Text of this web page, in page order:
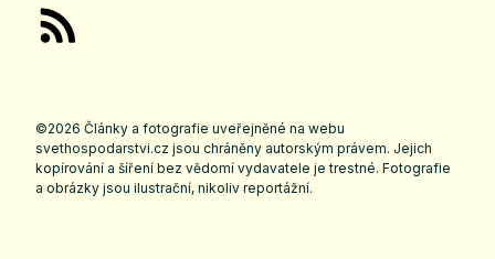
©2026 Články a fotografie uveřejněné na webu
svethospodarstvi.cz jsou chráněny autorským právem. Jejich
kopírování a šíření bez vědomí vydavatele je trestné. Fotografie
a obrázky jsou ilustrační, nikoliv reportážní.